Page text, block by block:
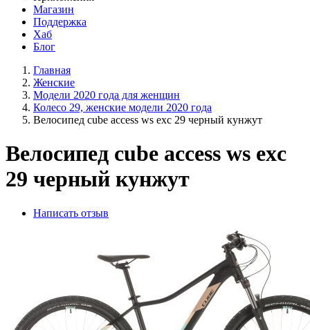
Магазин
Поддержка
Хаб
Блог
Главная
Женскиe
Модели 2020 года для женщин
Колесо 29, женские модели 2020 года
Велосипед cube access ws exc 29 черный кунжут
Велосипед cube access ws exc
29 черный кунжут
Написать отзыв